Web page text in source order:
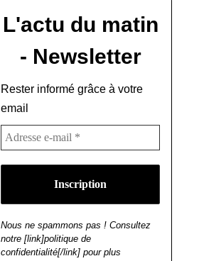
L'actu du matin
- Newsletter
Rester informé grâce à votre
email
Nous ne spammons pas ! Consultez
notre [link]politique de
confidentialité[/link] pour plus